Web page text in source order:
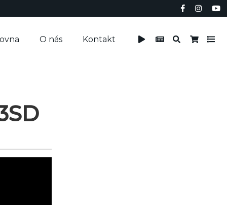
O nás Kontakt